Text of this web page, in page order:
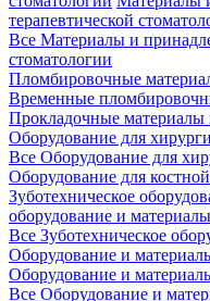
терапевтической
Все Материалы и
стоматологии
Пломбировочные
Временные
Прокладочные
Оборудование для
Все Оборудование для
Оборудование для
Зуботехническое
оборудование и материалы
Все Зуботехническое
Оборудование и
Оборудование и
Все Оборудование и